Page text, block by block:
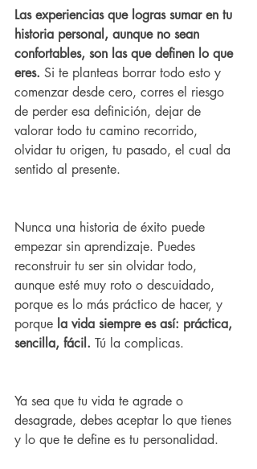
Las experiencias que logras sumar en tu
historia personal, aunque no sean
confortables, son las que definen lo que
eres. Si te planteas borrar todo esto y
comenzar desde cero, corres el riesgo
de perder esa definición, dejar de
valorar todo tu camino recorrido,
olvidar tu origen, tu pasado, el cual da
sentido al presente.
Nunca una historia de éxito puede
empezar sin aprendizaje. Puedes
reconstruir tu ser sin olvidar todo,
aunque esté muy roto o descuidado,
porque es lo más práctico de hacer, y
porque la vida siempre es así: práctica,
sencilla, fácil. Tú la complicas.
Ya sea que tu vida te agrade o
desagrade, debes aceptar lo que tienes
y lo que te define es tu personalidad.